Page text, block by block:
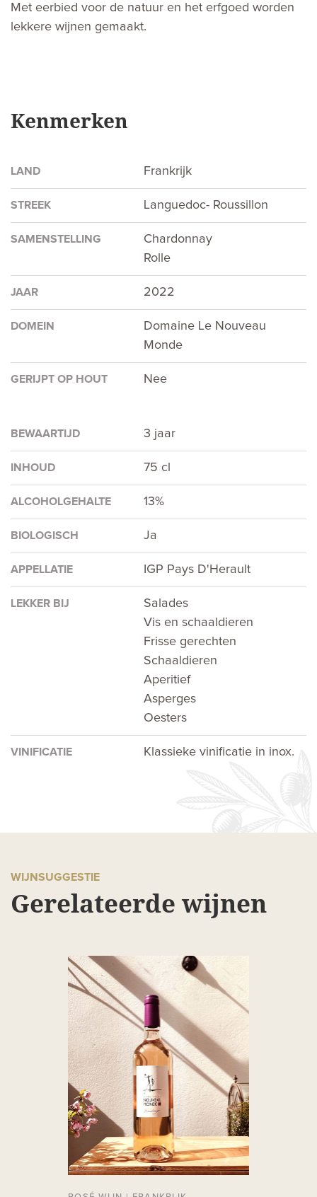
Met eerbied voor de natuur en het erfgoed worden
lekkere wijnen gemaakt.
Kenmerken
LAND Frankrijk
STREEK Languedoc- Roussillon
SAMENSTELLING
Chardonnay
Rolle
JAAR 2022
DOMEIN
Domaine Le Nouveau
Monde
GERIJPT OP HOUT Nee
BEWAARTIJD 3 jaar
INHOUD 75 cl
ALCOHOLGEHALTE 13%
BIOLOGISCH Ja
APPELLATIE IGP Pays D'Herault
LEKKER BIJ
Salades
Vis en schaaldieren
Frisse gerechten
Schaaldieren
Aperitief
Asperges
Oesters
VINIFICATIE Klassieke vinificatie in inox.
WIJNSUGGESTIE
Gerelateerde wijnen